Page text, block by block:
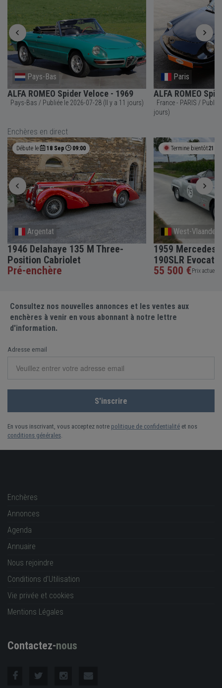
Pays-Bas
ALFA ROMEO Spider Veloce - 1969
Pays-Bas / Publiée le 2026-07-28 (Il y a 11 jours)
Paris
ALFA ROMEO
France - PARIS / Publiée le 2026-07-26 (Il y a 13
jours)
Enchères en direct
Débute le 18 Sep 09:00
Argentat
1946 Delahaye 135 M Three-
Position Cabriolet
Pré-enchère
Termine bientôt21h
West-
1959 Mercedes-
190SLR
55 500 €Prix actuel •
Consultez nos nouvelles annonces et les ventes aux
enchères à venir en vous abonnant à notre lettre
d'information.
Adresse email
En vous inscrivant, vous acceptez notre politique de confidentialité et nos
conditions générales
Enchères
Annonces
Agenda
Annuaire
Nous rejoindre
Conditions d'Utilisation
Vie privée et cookies
Mentions Légales
Contactez-nous